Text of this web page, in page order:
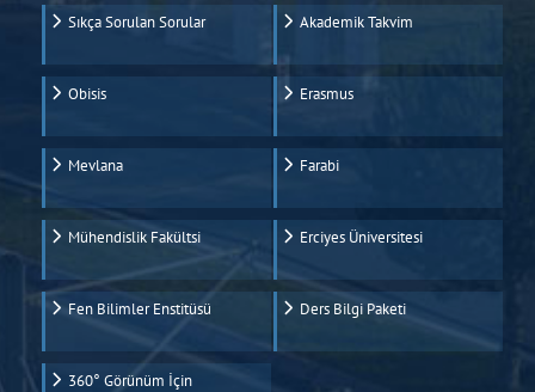
Sıkça Sorulan Sorular Akademik Takvim
Obisis Erasmus
Mevlana Farabi
Mühendislik Fakültsi Erciyes Üniversitesi
Fen Bilimler Enstitüsü Ders Bilgi Paketi
360° Görünüm İçin